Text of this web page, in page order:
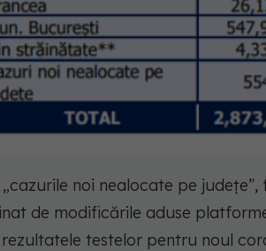
noi nealocate pe
de modificările aduse
testelor pentru noul